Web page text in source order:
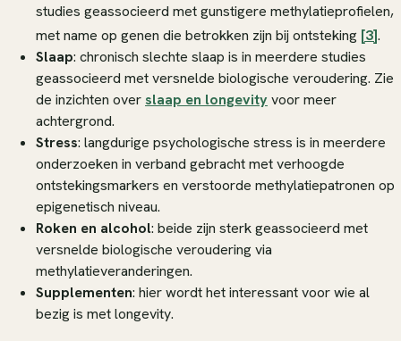
studies geassocieerd met gunstigere methylatieprofielen,
met name op genen die betrokken zijn bij ontsteking [3].
Slaap: chronisch slechte slaap is in meerdere studies
geassocieerd met versnelde biologische veroudering. Zie
de inzichten overslaap en longevityvoor meer
achtergrond.
Stress: langdurige psychologische stress is in meerdere
onderzoeken in verband gebracht met verhoogde
ontstekingsmarkers en verstoorde methylatiepatronen op
epigenetisch niveau.
Roken en alcohol: beide zijn sterk geassocieerd met
versnelde biologische veroudering via
methylatieveranderingen.
Supplementen: hier wordt het interessant voor wie al
bezig is met longevity.